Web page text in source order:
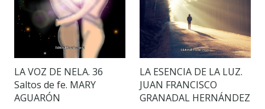
LA VOZ DE NELA. 36
Saltos de fe. MARY
AGUARÓN
LA ESENCIA DE LA LUZ.
JUAN FRANCISCO
GRANADAL HERNÁNDEZ